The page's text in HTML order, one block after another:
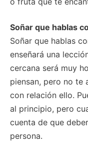
Soñar que hablas
Soñar que hablas
enseñará una
cercana será muy
piensan, pero no te
con relación ello.
al principio, pero
cuenta de que
persona.